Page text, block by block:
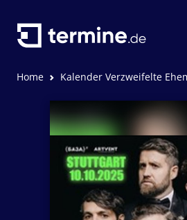
Home Kalender Verzweifelte